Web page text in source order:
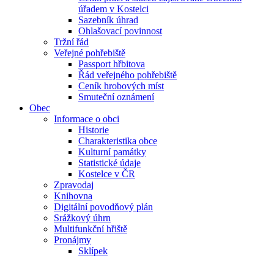
úřadem v Kostelci
Sazebník úhrad
Ohlašovací povinnost
Tržní řád
Veřejné pohřebiště
Passport hřbitova
Řád veřejného pohřebiště
Ceník hrobových míst
Smuteční oznámení
Obec
Informace o obci
Historie
Charakteristika obce
Kulturní památky
Statistické údaje
Kostelce v ČR
Zpravodaj
Knihovna
Digitální povodňový plán
Srážkový úhrn
Multifunkční hřiště
Pronájmy
Sklípek